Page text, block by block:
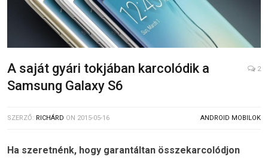
A saját gyári tokjában karcolódik a
Samsung Galaxy S6
2
SZERZŐ: RICHÁRD ON 2015-05-16 ANDROID MOBILOK
Ha szeretnénk, hogy garantáltan összekarcolódjon